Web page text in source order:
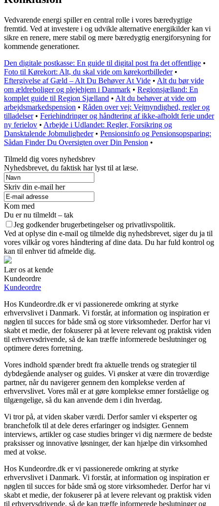
Vedvarende energi spiller en central rolle i vores bæredygtige
fremtid. Ved at investere i og udvikle alternative energikilder kan vi
sikre en renere, mere stabil og mere bæredygtig energiforsyning for
kommende generationer.
Den digitale postkasse: En guide til digital post fra det offentlige •
Foto til Kørekort: Alt, du skal vide om kørekortbilleder•
Eftergivelse af Gæld – Alt Du Behøver At Vide • Alt du bør vide
om ældreboliger og plejehjem i Danmark • Regionsjælland: En
komplet guide til Region Sjælland • Alt du behøver at vide om
arbejdsmarkedspension • Råden over vej: Vejmyndighed, regler og
tilladelser• Feriehindringer og håndtering af ikke-afholdt ferie under
ny ferielov • Arbejde i Udlandet: Regler, Forsikring og
Dansktalende Jobmuligheder• Pensionsinfo og Pensionsopsparing:
Sådan Finder Du Oversigten over Din Pension •
Tilmeld dig vores nyhedsbrev
Nyhedsbrevet, du faktisk har lyst til at læse.
Skriv din e-mail her
Kom med
Du er nu tilmeldt – tak
Jeg godkender brugerbetingelser og privatlivspolitik.
Ved at oplyse din e-mail og tilmelde dig nyhedsbrevet, siger du ja til
vores vilkår og vores håndtering af dine data. Du har fuld kontrol og
kan til enhver tid afmelde dig.
Lær os at kende
Kundeordre
Kundeordre
Hos Kundeordre.dk er vi passionerede omkring at styrke
erhvervslivet i Danmark. Vi forstår, at information og inspiration er
nøglen til succes for både små og store virksomheder. Derfor har vi
skabt et medie, der fokuserer på at levere relevant og praktisk viden
til erhvervsdrivende, så de kan træffe informerede beslutninger og
optimere deres forretning.
Vores indhold spænder bredt fra aktuelle trends og strategier til
dybdegående analyser og guides. Vi ønsker at være din troværdige
partner, når du navigerer gennem den komplekse verden af
erhvervslivet. Vores mål er at gøre komplekse emner forståelige og
tilgængelige, så du kan anvende dem i din hverdag.
Vi tror på, at viden skaber værdi. Derfor samler vi eksperter og
branchefolk til at dele deres erfaringer og indsigter. Gennem
interviews, artikler og case studies bringer vi dig nærmere de bedste
praksisser og innovative løsninger, der kan hjælpe din virksomhed
med at vokse.
Hos Kundeordre.dk er vi passionerede omkring at styrke
erhvervslivet i Danmark. Vi forstår, at information og inspiration er
nøglen til succes for både små og store virksomheder. Derfor har vi
skabt et medie, der fokuserer på at levere relevant og praktisk viden
til erhvervsdrivende, så de kan træffe informerede beslutninger og